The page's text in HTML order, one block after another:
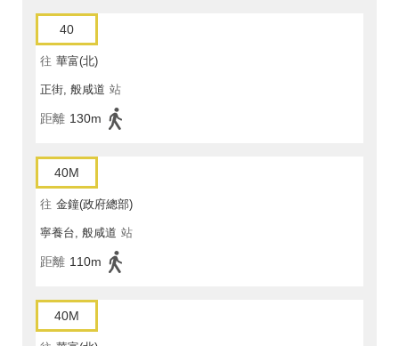
40
往 華富(北)
正街, 般咸道 站
距離 130m
40M
往 金鐘(政府總部)
寧養台, 般咸道 站
距離 110m
40M